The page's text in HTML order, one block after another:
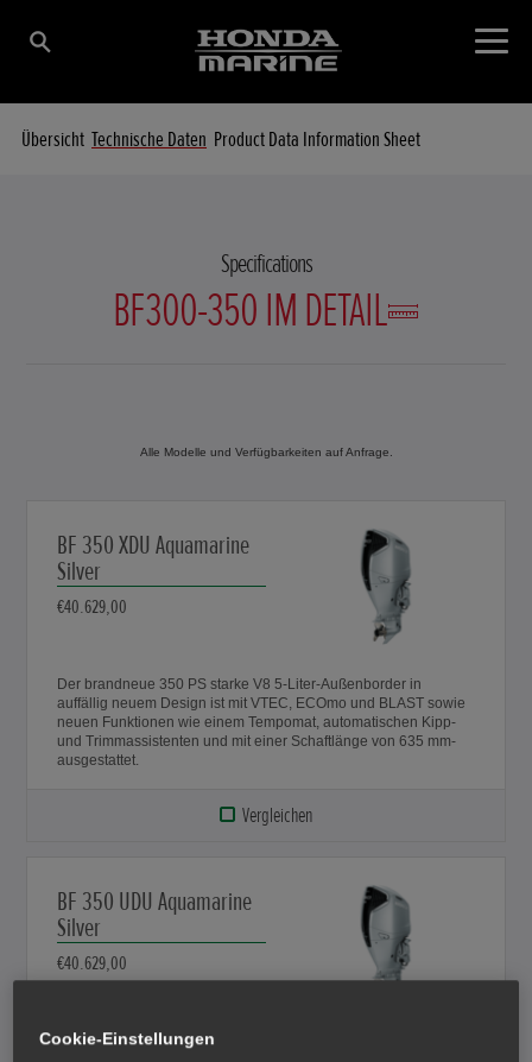
Übersicht Technische Daten Product Data Information Sheet
Specifications
BF300-350 IM DETAIL
Alle Modelle und Verfügbarkeiten auf Anfrage.
BF 350 XDU Aquamarine
Silver
€40.629,00
Der brandneue 350 PS starke V8 5-Liter-Außenborder in
auffällig neuem Design ist mit VTEC, ECOmo und BLAST sowie
neuen Funktionen wie einem Tempomat, automatischen Kipp-
und Trimmassistenten und mit einer Schaftlänge von 635 mm-
ausgestattet.
Vergleichen
BF 350 UDU Aquamarine
Silver
€40.629,00
Der brandneue 350 PS starke V8 5-Liter-Außenborder in
Cookie-Einstellungen